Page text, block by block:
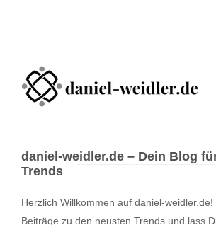
daniel-weidler.de – Dein Blog
Trends
Herzlich Willkommen auf daniel-
Beiträge zu den neusten Trends und lass